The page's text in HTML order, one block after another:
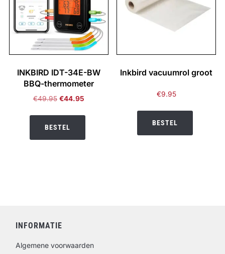
INKBIRD IDT-34E-BW
BBQ-thermometer
€49.95 Oorspronkelijke
€44.95Huidige
BESTEL
Inkbird vacuumrol groot
€9.95
BESTEL
INFORMATIE
Algemene voorwaarden